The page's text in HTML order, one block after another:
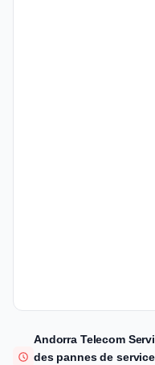
Andorra Telecom
des pannes de